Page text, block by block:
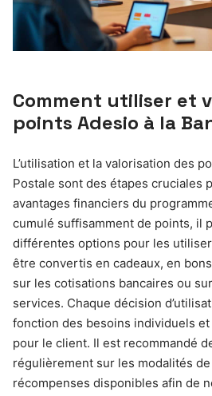
Comment utiliser et
points Adesio à la
L’utilisation et la valorisation des
Postale sont des étapes cruciales
avantages financiers du
cumulé suffisamment de points, il
différentes options pour les
être convertis en cadeaux, en
sur les cotisations bancaires ou
services. Chaque décision
fonction des besoins individuels
pour le client. Il est recommandé
régulièrement sur les modalités
récompenses disponibles afin de